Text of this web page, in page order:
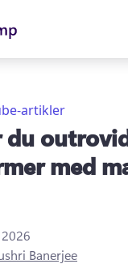
artikler
du
med
Banerjee